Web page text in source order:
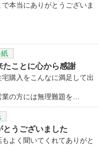
本当にありがとうございま
たことに心から感謝
購入をこんなに満足して出
の方には無理難題を…
うございました
よく聞いてくれてありがと